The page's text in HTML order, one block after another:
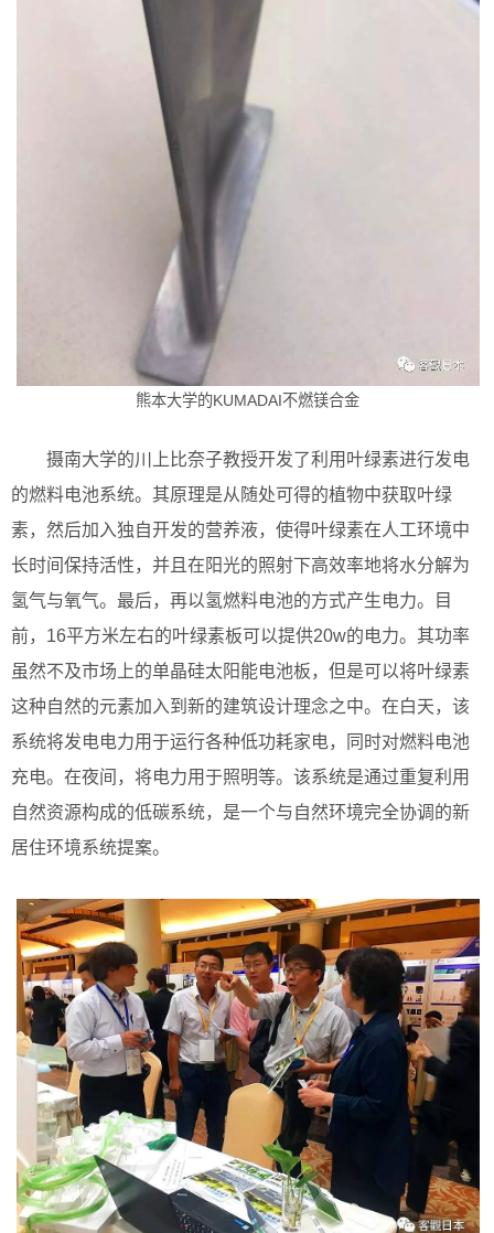
熊本大学的KUMADAI不燃镁合金
摄南大学的川上比奈子教授开发了利用叶绿素进行发电
的燃料电池系统。其原理是从随处可得的植物中获取叶绿
素，然后加入独自开发的营养液，使得叶绿素在人工环境中
长时间保持活性，并且在阳光的照射下高效率地将水分解为
氢气与氧气。最后，再以氢燃料电池的方式产生电力。目
前，16平方米左右的叶绿素板可以提供20w的电力。其功率
虽然不及市场上的单晶硅太阳能电池板，但是可以将叶绿素
这种自然的元素加入到新的建筑设计理念之中。在白天，该
系统将发电电力用于运行各种低功耗家电，同时对燃料电池
充电。在夜间，将电力用于照明等。该系统是通过重复利用
自然资源构成的低碳系统，是一个与自然环境完全协调的新
居住环境系统提案。